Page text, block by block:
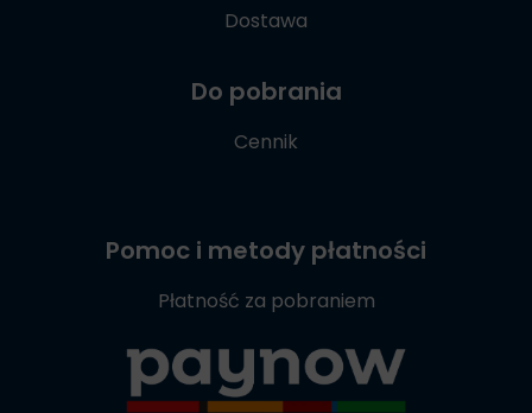
Dostawa
Do pobrania
Cennik
Pomoc i metody płatności
Płatność za pobraniem